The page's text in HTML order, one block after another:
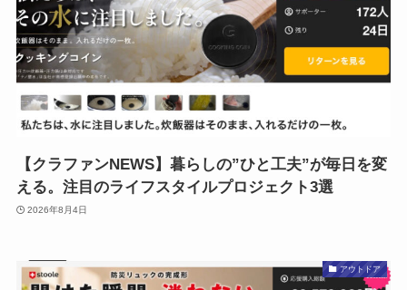
【クラファンNEWS】暮らしの”ひと工夫”が毎日を変
える。注目のライフスタイルプロジェクト3選
2026年8月4日
アウトドア